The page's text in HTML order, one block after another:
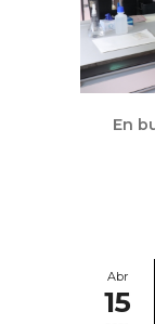
En
Abr
15